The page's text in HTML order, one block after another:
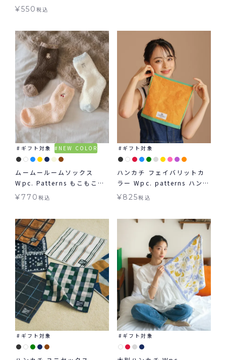
patterns ハンカチ ギフト対
¥550 税込
ギフト対象 NEW COLOR
ムームールームソックス
Wpc. Patterns もこもこ靴
下 ギフト対象 グッズ ≪メー
¥ 770 税込
ギフト対象
ハンカチ フェイバリットカ
ラー Wpc. patterns ハンカ
チ ギフト対象 ≪メール便対
¥825税込
ギフト対象 ギフト対象